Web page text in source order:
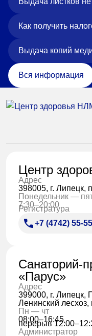
Как получить
Выдача копий
Вся информация
Центр
Адрес
398005, г. Липецк,
Понедельник —
7:30–20:00
Регистратура
+7 (4742) 55-
Санаторий-
«Парус»
Адрес
399000, г. Липецк,
Ленинский лесхоз,
Пн — чт
08:00–16:45
перерыв
Администратор